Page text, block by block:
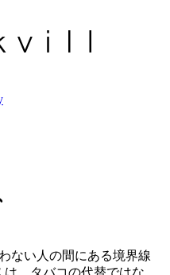
ない人の間にある境界線
は、タバコの代替ではな